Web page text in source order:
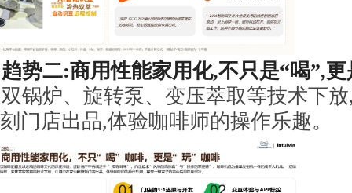
趋势二:商用性能家用化,不只是“喝”,更
双锅炉、旋转泵、变压萃取等技术下
刻门店出品,体验咖啡师的操作乐趣。